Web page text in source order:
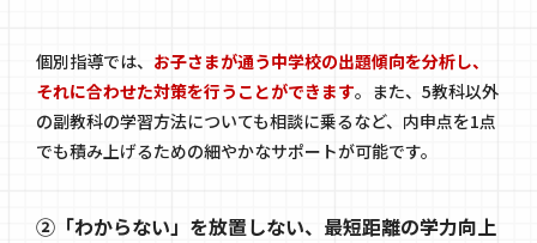
個別指導では、 お子さまが通う中学校の出題傾向を分析し、
それに合わせた対策を行うことができます。また、5教科以外
の副教科の学習方法についても相談に乗るなど、内申点を1点
でも積み上げるための細やかなサポートが可能です。
②「わからない」を放置しない、最短距離の学力向上